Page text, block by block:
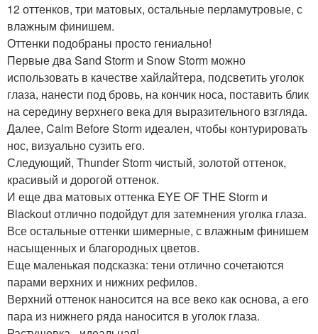
12 оттенков, три матовых, остальные перламутровые, с
влажным финишем.
Оттенки подобраны просто гениально!
Первые два Sand Storm и Snow Storm можно
использовать в качестве хайлайтера, подсветить уголок
глаза, нанести под бровь, на кончик носа, поставить блик
на середину верхнего века для выразительного взгляда.
Далее, Calm Before Storm идеален, чтобы контурировать
нос, визуально сузить его.
Следующий, Thunder Storm чистый, золотой оттенок,
красивый и дорогой оттенок.
И еще два матовых оттенка EYE OF THE Storm и
Blackout отлично подойдут для затемнения уголка глаза.
Все остальные оттенки шимерные, с влажным финишем
насыщенных и благородных цветов.
Еще маленькая подсказка: тени отлично сочетаются
парами верхних и нижних рефилов.
Верхний оттенок наносится на все веко как основа, а его
пара из нижнего ряда наносится в уголок глаза.